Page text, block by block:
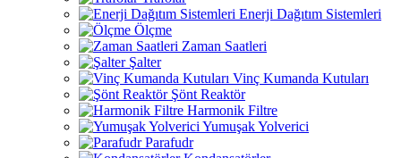
Enerji Dağıtım Sistemleri
Ölçme
Zaman Saatleri
Şalter
Vinç Kumanda Kutuları
Şönt Reaktör
Harmonik Filtre
Yumuşak Yolverici
Parafudr